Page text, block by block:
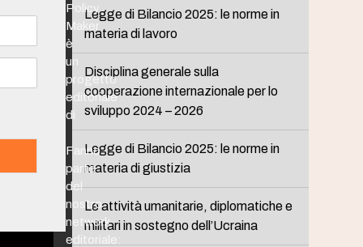
Legge di Bilancio 2025: le norme in
materia di lavoro
Disciplina generale sulla
cooperazione internazionale per lo
sviluppo 2024 – 2026
Legge di Bilancio 2025: le norme in
materia di giustizia
Le attività umanitarie, diplomatiche e
militari in sostegno dell’Ucraina
Policy
Maker
è
un
progetto
editoriale
di
Fanno
parte
del
nostro
network
editoriale: